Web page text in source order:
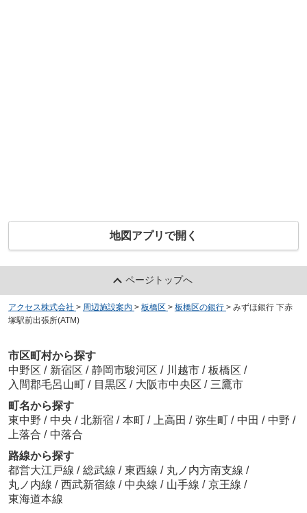
地図アプリで開く
ページトップへ
アクセス株式会社 > 周辺施設案内 > 板橋区 > 板橋区の銀行 > みずほ銀行 下赤
塚駅前出張所(ATM)
市区町村から探す
中野区 / 新宿区 / 静岡市駿河区 / 川越市 / 板橋区 /
入間郡毛呂山町 / 目黒区 / 大阪市中央区 / 三鷹市
町名から探す
東中野 / 中央 / 北新宿 / 本町 / 上高田 / 弥生町 / 中田 / 中野 /
上落合 / 中落合
路線から探す
都営大江戸線 / 総武線 / 東西線 / 丸ノ内方南支線 /
丸ノ内線 / 西武新宿線 / 中央線 / 山手線 / 京王線 /
東海道本線